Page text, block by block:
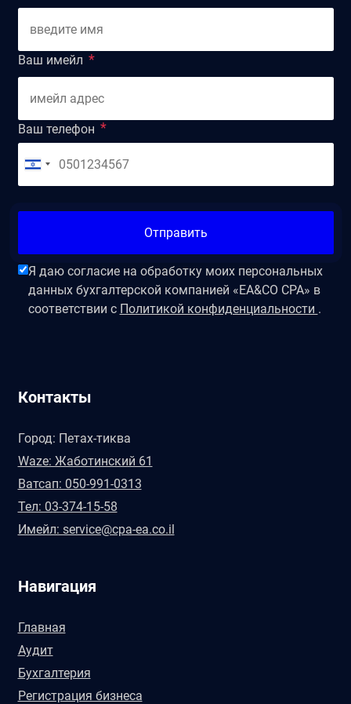
Ваш имейл
Ваш телефон
Отправить
Я даю согласие на обработку моих персональных
данных бухгалтерской компанией «EA&CO CPA» в
соответствии с Политикой конфиденциальности .
Контакты
Город: Петах-тиква
Waze: Жаботинский 61
Ватсап: 050-991-0313
Тел: 03-374-15-58
Имейл: service@cpa-ea.co.il
Навигация
Главная
Аудит
Бухгалтерия
Регистрация бизнеса